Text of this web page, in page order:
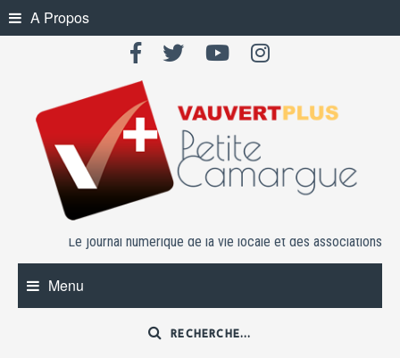
Skip
to
A Propos
Le journal numérique de la vie locale et des associations
Menu